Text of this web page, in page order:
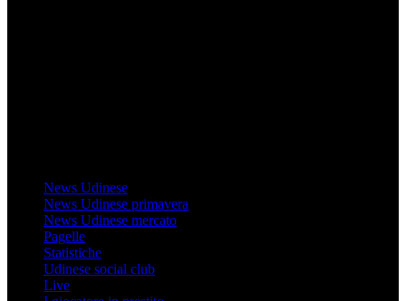
News Udinese
News Udinese primavera
News Udinese mercato
Pagelle
Statistiche
Udinese social club
Live